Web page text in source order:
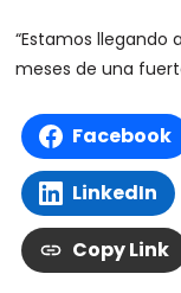
“Estamos llegando
meses de una
Facebook
LinkedIn
Copy Link